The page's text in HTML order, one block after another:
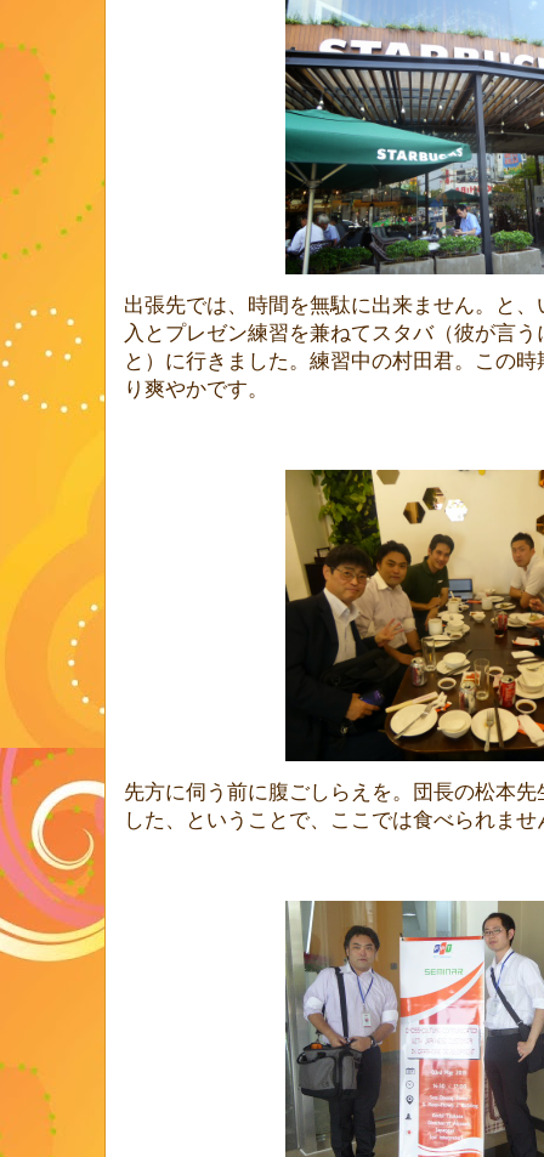
出張先では、時間を無駄に出来ません。と
入とプレゼン練習を兼ねてスタバ（彼が言
と）に行きました。練習中の村田君。この
り爽やかです。
先方に伺う前に腹ごしらえを。団長の松本
した、ということで、ここでは食べられませ